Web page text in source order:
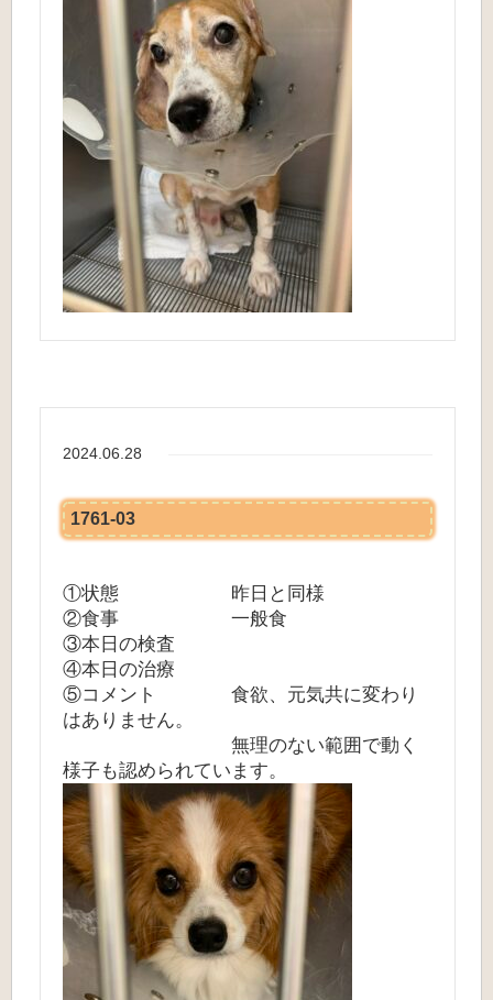
2024.06.28
1761-03
①状態 昨日と同様
②食事 一般食
③本日の検査
④本日の治療
⑤コメント 食欲、元気共に変わり
はありません。
無理のない範囲で動く
様子も認められています。